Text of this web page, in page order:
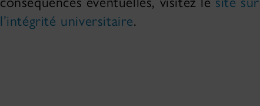
l’intégrité universitaire.